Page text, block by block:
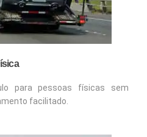
para pessoas físicas sem
facilitado.